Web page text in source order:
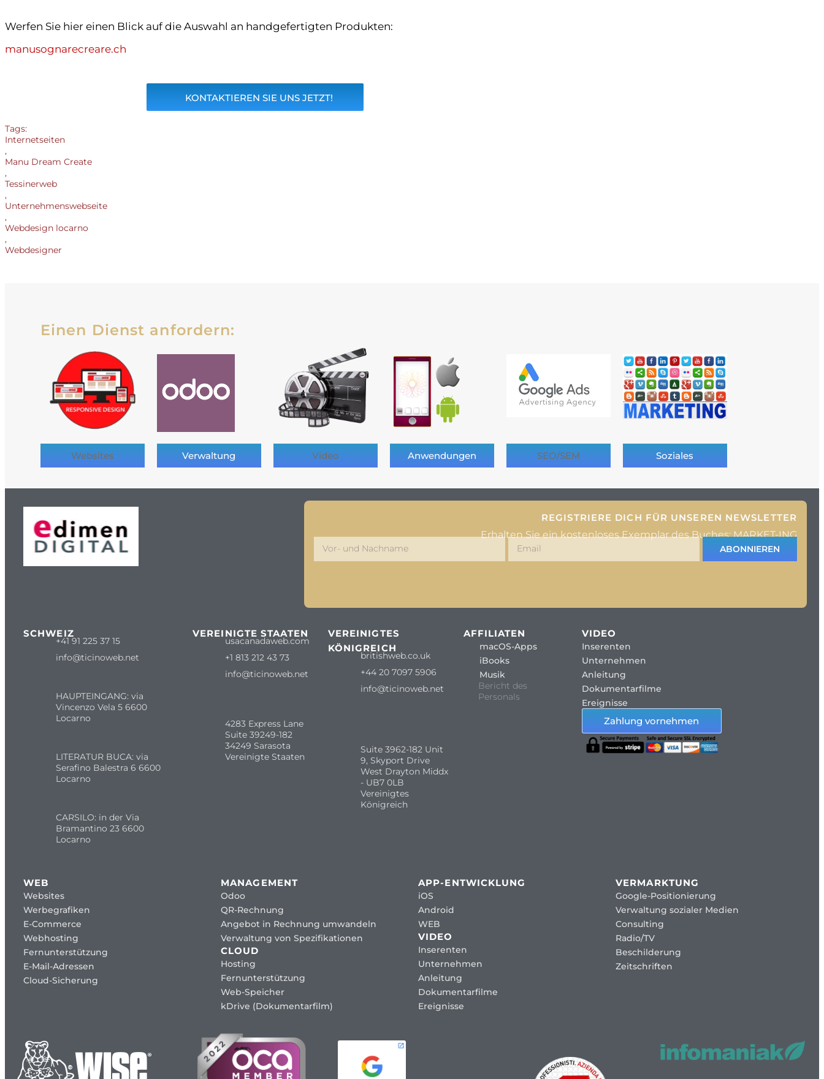
Werfen Sie hier einen Blick auf die Auswahl an handgefertigten Produkten:
manusognarecreare.ch
KONTAKTIEREN SIE UNS JETZT!
Tags:
Internetseiten
,
Manu Dream Create
,
Tessinerweb
,
Unternehmenswebseite
,
Webdesign locarno
,
Webdesigner
Einen Dienst anfordern:
Websites Verwaltung Video Anwendungen SEO/SEM Soziales
REGISTRIERE DICH FÜR UNSEREN NEWSLETTER
Erhalten Sie ein kostenloses Exemplar des Buches: MARKET-ING
ABONNIEREN
SCHWEIZ
+41 91 225 37 15
info@ticinoweb.net
HAUPTEINGANG: via
Vincenzo Vela 5 6600
Locarno
LITERATUR BUCA: via
Serafino Balestra 6 6600
Locarno
CARSILO: in der Via
Bramantino 23 6600
Locarno
VEREINIGTE STAATEN
usacanadaweb.com
+1 813 212 43 73
info@ticinoweb.net
4283 Express Lane
Suite 39249-182
34249 Sarasota
Vereinigte Staaten
VEREINIGTES
KÖNIGREICH
britishweb.co.uk
+44 20 7097 5906
info@ticinoweb.net
Suite 3962-182 Unit
9, Skyport Drive
West Drayton Middx
- UB7 0LB
Vereinigtes
Königreich
AFFILIATEN
macOS-Apps
iBooks
Musik
Bericht des
Personals
VIDEO
Inserenten
Unternehmen
Anleitung
Dokumentarfilme
Ereignisse
Zahlung vornehmen
WEB
Websites
Werbegrafiken
E-Commerce
Webhosting
Fernunterstützung
E-Mail-Adressen
Cloud-Sicherung
MANAGEMENT
Odoo
QR-Rechnung
Angebot in Rechnung umwandeln
Verwaltung von Spezifikationen
CLOUD
Hosting
Fernunterstützung
Web-Speicher
kDrive (Dokumentarfilm)
APP-ENTWICKLUNG
iOS
Android
WEB
VIDEO
Inserenten
Unternehmen
Anleitung
Dokumentarfilme
Ereignisse
VERMARKTUNG
Google-Positionierung
Verwaltung sozialer Medien
Consulting
Radio/TV
Beschilderung
Zeitschriften